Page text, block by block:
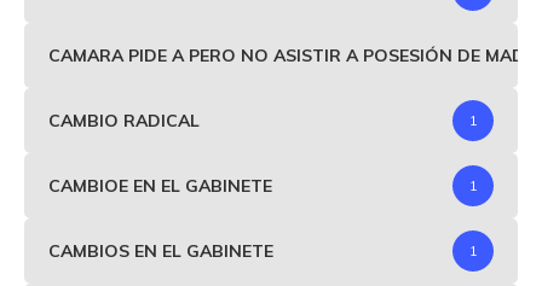
CAMARA PIDE A PERO NO ASISTIR A POSESIÓN DE
CAMBIO RADICAL 1
CAMBIOE EN EL GABINETE 1
CAMBIOS EN EL GABINETE 1